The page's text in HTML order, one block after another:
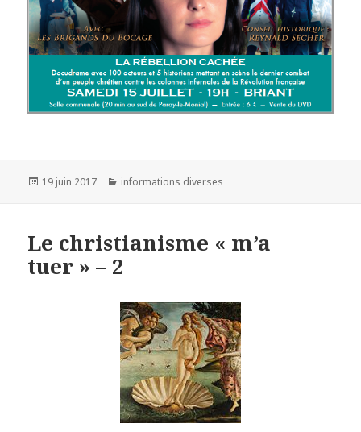
Publié
19 juin 2017 Catégories
informations diverses
Le christianisme « m’a
tuer » – 2